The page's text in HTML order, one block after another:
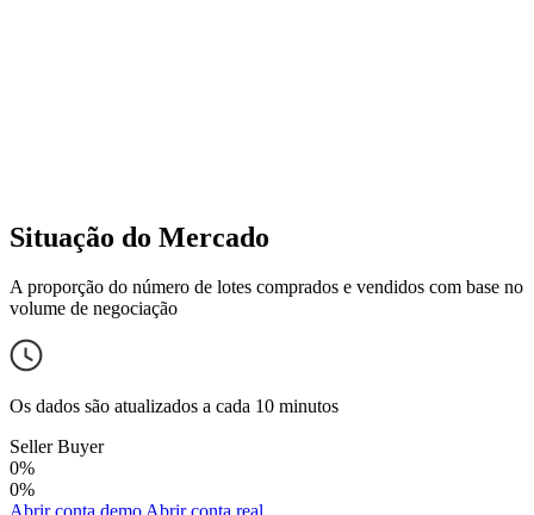
Situação do Mercado
A proporção do número de lotes comprados e vendidos com base no
volume de negociação
Os dados são atualizados a cada 10 minutos
Seller Buyer
0%
0%